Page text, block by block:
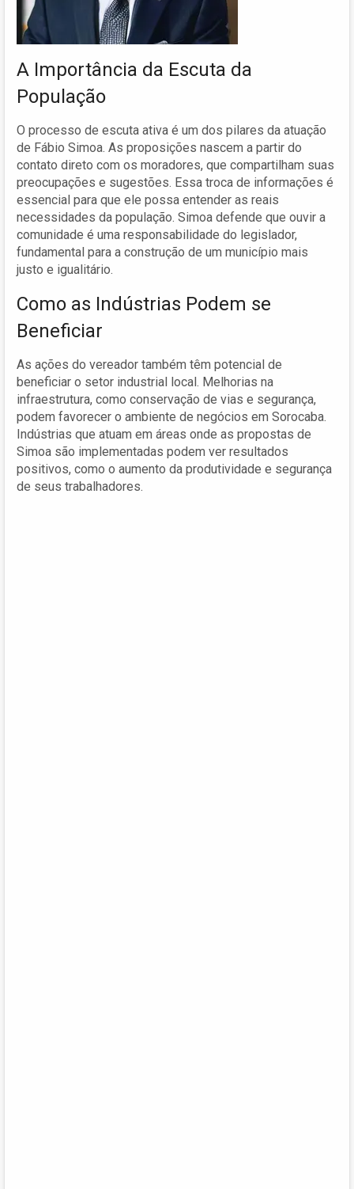
A Importância da Escuta da
População
O processo de escuta ativa é um dos pilares da atuação
de Fábio Simoa. As proposições nascem a partir do
contato direto com os moradores, que compartilham suas
preocupações e sugestões. Essa troca de informações é
essencial para que ele possa entender as reais
necessidades da população. Simoa defende que ouvir a
comunidade é uma responsabilidade do legislador,
fundamental para a construção de um município mais
justo e igualitário.
Como as Indústrias Podem se
Beneficiar
As ações do vereador também têm potencial de
beneficiar o setor industrial local. Melhorias na
infraestrutura, como conservação de vias e segurança,
podem favorecer o ambiente de negócios em Sorocaba.
Indústrias que atuam em áreas onde as propostas de
Simoa são implementadas podem ver resultados
positivos, como o aumento da produtividade e segurança
de seus trabalhadores.